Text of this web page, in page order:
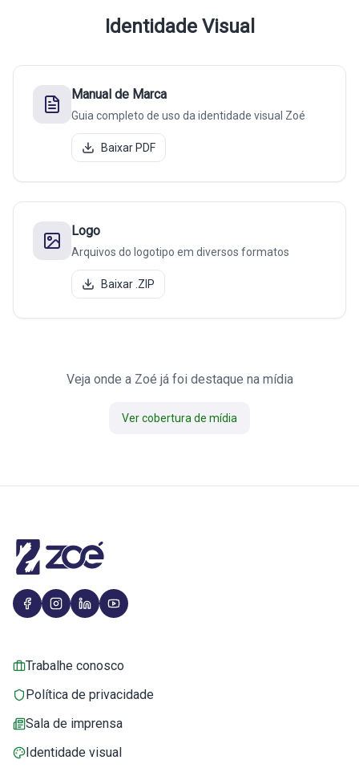
Identidade Visual
Manual de Marca
Guia completo de uso da identidade visual Zoé
Baixar PDF
Logo
Arquivos do logotipo em diversos formatos
Baixar .ZIP
Veja onde a Zoé já foi destaque na mídia
Ver cobertura de mídia
Trabalhe conosco
Política de privacidade
Sala de imprensa
Identidade visual